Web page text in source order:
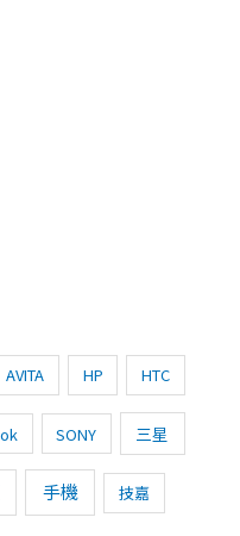
AVITA HP HTC
SONY 三星
手機 技嘉